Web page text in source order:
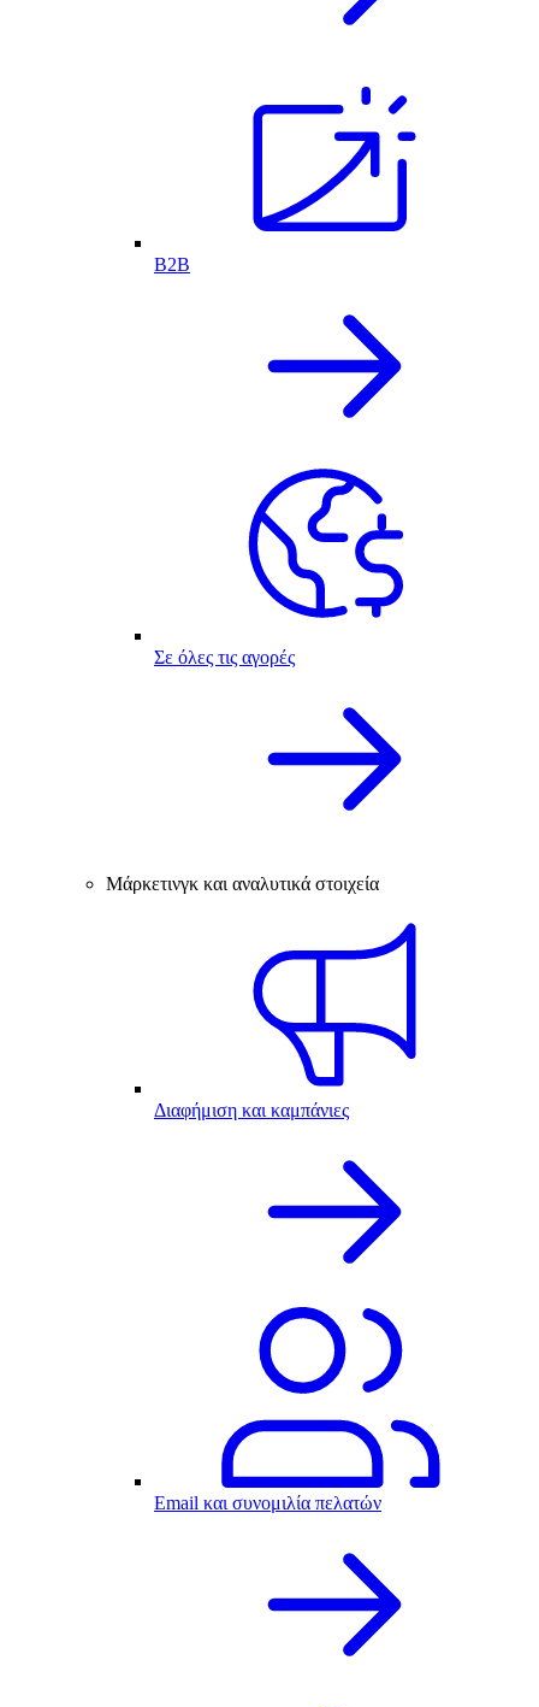
B2B
Σε όλες τις αγορές
Μάρκετινγκ και αναλυτικά στοιχεία
Διαφήμιση και καμπάνιες
Email και συνομιλία πελατών